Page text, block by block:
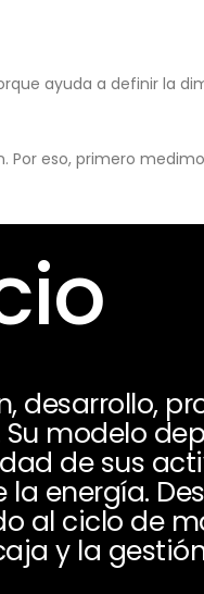
ayuda a definir la
Por eso, primero
desarrollo,
modelo
de sus
energía.
al ciclo de
y la